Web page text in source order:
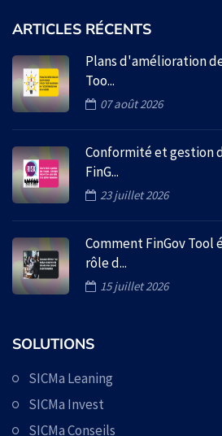
ARTICLES RÉCENTS
Plans d'amélioration
Too...
07 août 2026
Conformité et gestion
FinG...
23 juillet 2026
Comment FinGov
rôle d...
15 juillet 2026
SOLUTIONS
SICMa Leaning
SICMa Invest
SICMa Conseils